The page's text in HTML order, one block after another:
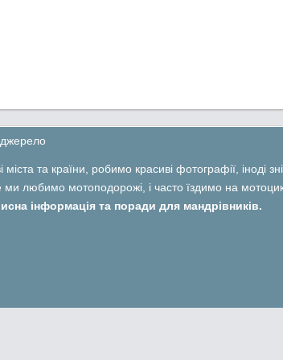
джерело
та країни, робимо красиві фотографії, іноді
любимо мотоподорожі, і часто їздимо на
інформація та поради для мандрівників.